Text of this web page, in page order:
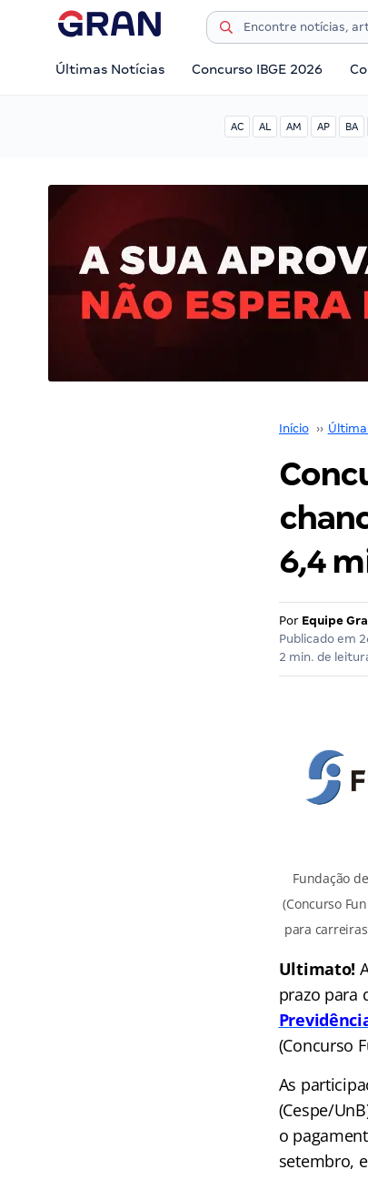
Últimas Notícias Concurso IBGE 2026
AC AL AM AP BA
Início ››
6,4
Por Equipe
Publicado em
2 min. de
Fundação
(Concurso
para
Ultimato!
prazo para
(Concurso
As
(Cespe/
o
setembro,